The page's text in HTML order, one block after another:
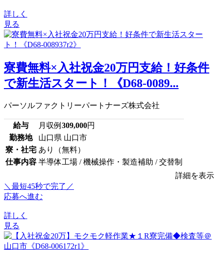
詳しく
見る
寮費無料×入社祝金20万円支給！好条件
で新生活スタート！《D68-0089...
パーソルファクトリーパートナーズ株式会社
給与 月収例 309,000円
勤務地
山口県 山口市
寮・社宅 あり（無料）
仕事内容 半導体工場 / 機械操作・製造補助 / 交替制
詳細を表示
＼最短45秒で完了／
応募へ進む
詳しく
見る